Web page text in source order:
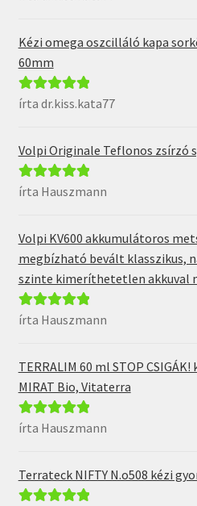
Kézi omega oszcilláló kapa
60mm
Értékelés:5 /
írta dr.kiss.kata77
Volpi Originale Teflonos zsírzó
Értékelés:5/
írta Hauszmann
Volpi KV600 akkumulátoros
megbízható bevált klasszikus,
szinte kimeríthetetlen akkuval
Értékelés:5/
írta Hauszmann
TERRALIM 60 ml STOP
MIRAT Bio, Vitaterra
Értékelés:5/
írta Hauszmann
Terrateck NIFTY N.o508 kézi